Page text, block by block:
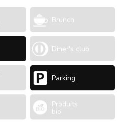
Brunch
Diner's club
Parking
Produits
bio